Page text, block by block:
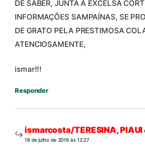
DE SABER, JUNTA A EXCELSA
INFORMAÇÕES SAMPAÍNAS, SE
DE GRATO PELA PRESTIMOSA
ATENCIOSAMENTE,
ismar!!!
Responder
ismarcosta/TERESINA, PIAUI
19 de julho de 2016 às 12:27